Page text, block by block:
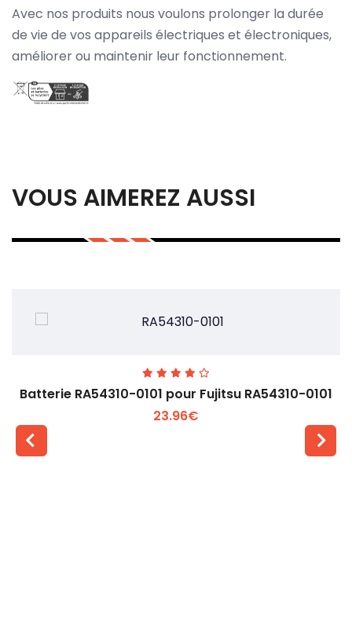
Avec nos produits nous voulons prolonger la durée
de vie de vos appareils électriques et électroniques,
améliorer ou maintenir leur fonctionnement.
VOUS AIMEREZ AUSSI
Batterie RA54310-0101 pour Fujitsu RA54310-0101
23.96€